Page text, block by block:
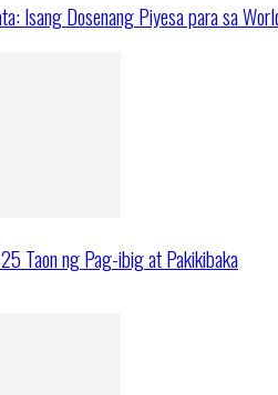
Isang Dosenang Piyesa para sa
Taon ng Pag-ibig at Pakikibaka